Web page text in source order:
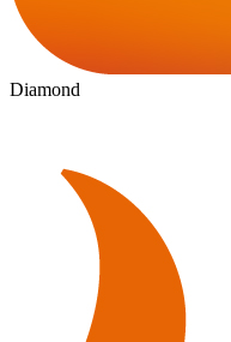
Diamond